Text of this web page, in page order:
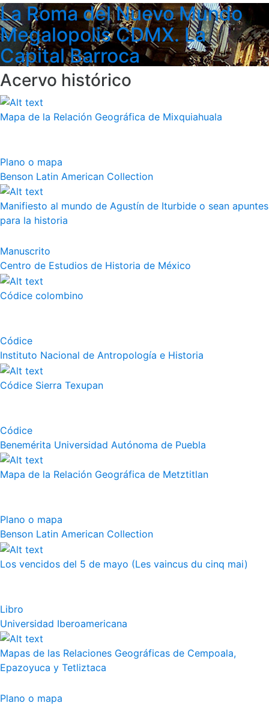
La Roma del Nuevo Mundo
Megalopolis CDMX. La
Capital Barroca
Acervo histórico
Mapa de la Relación Geográfica de Mixquiahuala
Plano o mapa
Benson Latin American Collection
Manifiesto al mundo de Agustín de Iturbide o sean apuntes
para la historia
Manuscrito
Centro de Estudios de Historia de México
Códice colombino
Códice
Instituto Nacional de Antropología e Historia
Códice Sierra Texupan
Códice
Benemérita Universidad Autónoma de Puebla
Mapa de la Relación Geográfica de Metztitlan
Plano o mapa
Benson Latin American Collection
Los vencidos del 5 de mayo (Les vaincus du cinq mai)
Libro
Universidad Iberoamericana
Mapas de las Relaciones Geográficas de Cempoala,
Epazoyuca y Tetliztaca
Plano o mapa